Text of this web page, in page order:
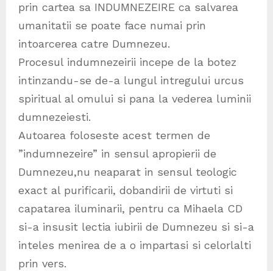
prin cartea sa INDUMNEZEIRE ca salvarea
umanitatii se poate face numai prin
intoarcerea catre Dumnezeu.
Procesul indumnezeirii incepe de la botez
intinzandu-se de-a lungul intregului urcus
spiritual al omului si pana la vederea luminii
dumnezeiesti.
Autoarea foloseste acest termen de
”indumnezeire” in sensul apropierii de
Dumnezeu,nu neaparat in sensul teologic
exact al purificarii, dobandirii de virtuti si
capatarea iluminarii, pentru ca Mihaela CD
si-a insusit lectia iubirii de Dumnezeu si si-a
inteles menirea de a o impartasi si celorlalti
prin vers.